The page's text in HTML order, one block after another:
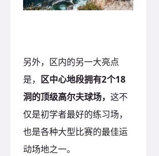
另外，区内的另一大亮点
是， 区中心地段拥有2个18
洞的顶级高尔夫球场， 这不
仅是初学者最好的练习场，
也是各种大型比赛的最佳运
动场地之一。